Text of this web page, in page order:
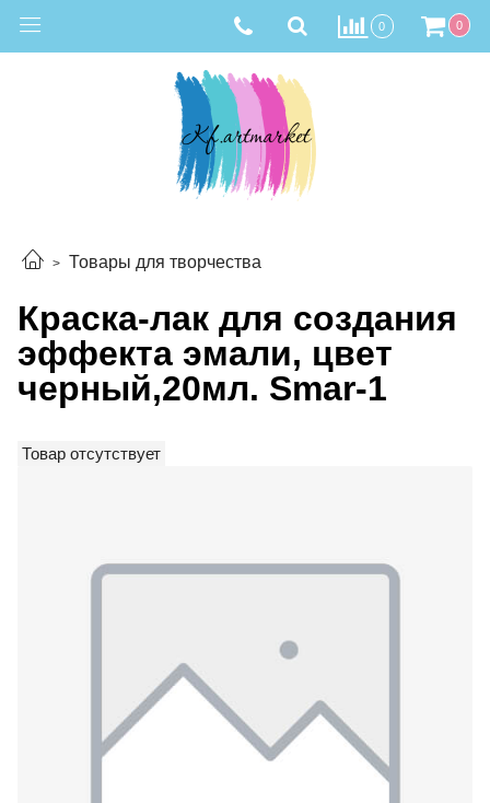
0 0
Товары для творчества
Краска-лак для создания
эффекта эмали, цвет
черный,20мл. Smar-1
Товар отсутствует